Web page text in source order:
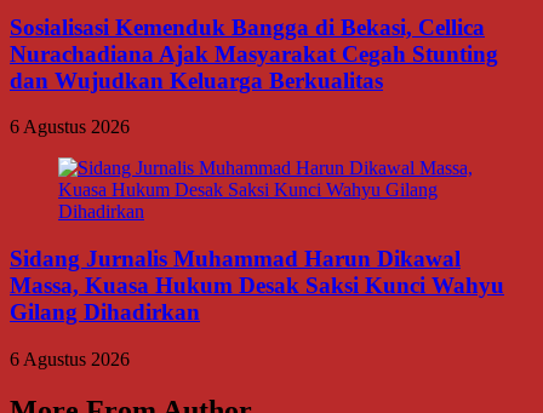
Sosialisasi Kemenduk Bangga di Bekasi, Cellica
Nurachadiana Ajak Masyarakat Cegah Stunting
dan Wujudkan Keluarga Berkualitas
6 Agustus 2026
Sidang Jurnalis Muhammad Harun Dikawal
Massa, Kuasa Hukum Desak Saksi Kunci Wahyu
Gilang Dihadirkan
6 Agustus 2026